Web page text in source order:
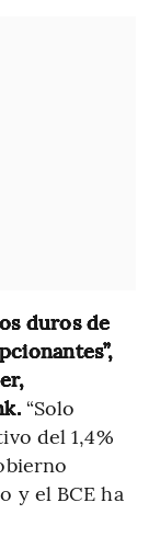
duros de
“Solo
del 1,4%
y el BCE ha